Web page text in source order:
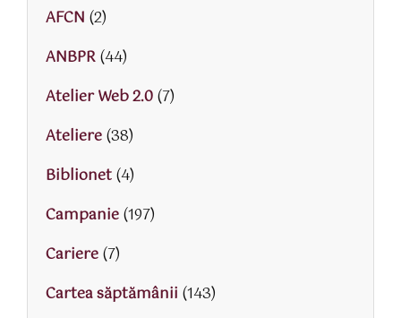
AFCN (2)
ANBPR(44)
Atelier Web 2.0(7)
Ateliere(38)
Biblionet(4)
Campanie(197)
Cariere(7)
Cartea săptămânii (143)